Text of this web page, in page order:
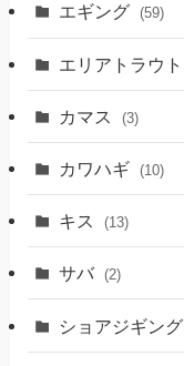
エギング (59)
エリアトラウト
カマス (3)
カワハギ (10)
キス (13)
サバ (2)
ショアジギング